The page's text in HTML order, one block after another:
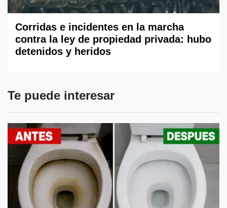
Corridas e incidentes en la marcha
contra la ley de propiedad privada: hubo
detenidos y heridos
Te puede interesar